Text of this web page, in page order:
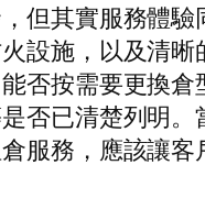
但其實服務體
設施，以及清
否按需要更換
否已清楚列明
服務，應該讓